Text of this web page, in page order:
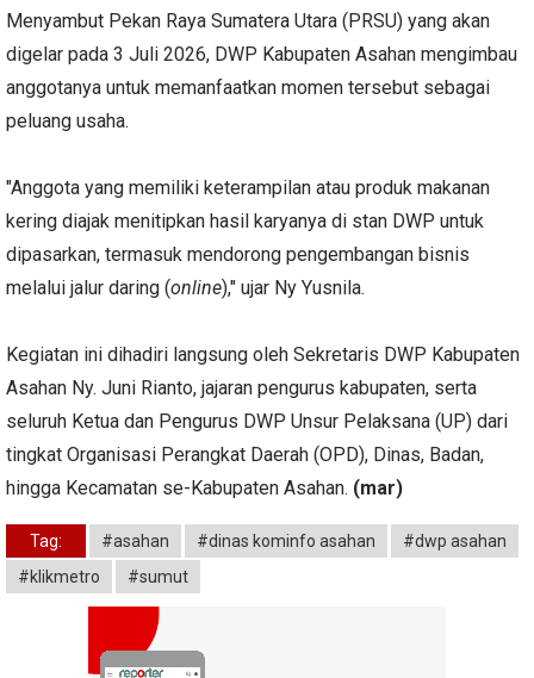
Menyambut Pekan Raya Sumatera Utara (PRSU) yang akan
digelar pada 3 Juli 2026, DWP Kabupaten Asahan mengimbau
anggotanya untuk memanfaatkan momen tersebut sebagai
peluang usaha.
"Anggota yang memiliki keterampilan atau produk makanan
kering diajak menitipkan hasil karyanya di stan DWP untuk
dipasarkan, termasuk mendorong pengembangan bisnis
melalui jalur daring (online)," ujar Ny Yusnila.
Kegiatan ini dihadiri langsung oleh Sekretaris DWP Kabupaten
Asahan Ny. Juni Rianto, jajaran pengurus kabupaten, serta
seluruh Ketua dan Pengurus DWP Unsur Pelaksana (UP) dari
tingkat Organisasi Perangkat Daerah (OPD), Dinas, Badan,
hingga Kecamatan se-Kabupaten Asahan. (mar)
Tag: #asahan #dinas kominfo asahan
#dwp asahan
#klikmetro
#sumut